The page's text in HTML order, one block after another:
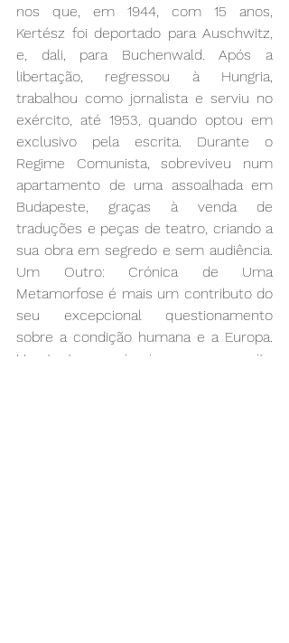
nos que, em 1944, com 15 anos,
Kertész foi deportado para Auschwitz,
e, dali, para Buchenwald. Após a
libertação, regressou à Hungria,
trabalhou como jornalista e serviu no
exército, até 1953, quando optou em
exclusivo pela escrita. Durante o
Regime Comunista, sobreviveu num
apartamento de uma assoalhada em
Budapeste, graças à venda de
traduções e peças de teatro, criando a
sua obra em segredo e sem audiência.
Um Outro: Crónica de Uma
Metamorfose é mais um contributo do
seu excepcional questionamento
sobre a condição humana e a Europa.
Um texto na primeira pessoa, escrito